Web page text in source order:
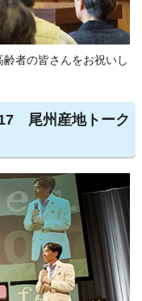
者の皆さんをお祝いし
尾州産地トーク